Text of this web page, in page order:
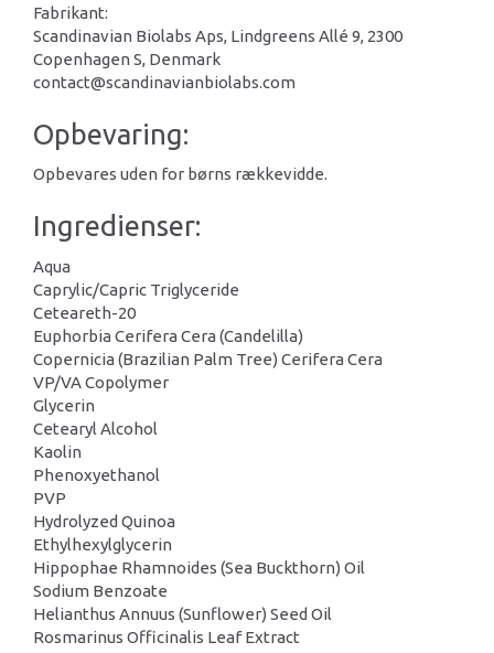
Fabrikant:
Scandinavian Biolabs Aps, Lindgreens Allé 9, 2300
Copenhagen S, Denmark
contact@scandinavianbiolabs.com
Opbevaring:
Opbevares uden for børns rækkevidde.
Ingredienser:
Aqua
Caprylic/Capric Triglyceride
Ceteareth-20
Euphorbia Cerifera Cera (Candelilla)
Copernicia (Brazilian Palm Tree) Cerifera Cera
VP/VA Copolymer
Glycerin
Cetearyl Alcohol
Kaolin
Phenoxyethanol
PVP
Hydrolyzed Quinoa
Ethylhexylglycerin
Hippophae Rhamnoides (Sea Buckthorn) Oil
Sodium Benzoate
Helianthus Annuus (Sunflower) Seed Oil
Rosmarinus Officinalis Leaf Extract